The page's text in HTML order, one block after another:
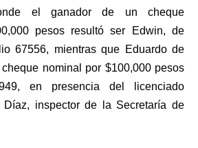
el ganador de un cheque
pesos resultó ser Edwin, de
67556, mientras que Eduardo de
nominal por $100,000 pesos
en presencia del licenciado
Díaz, inspector de la Secretaría de